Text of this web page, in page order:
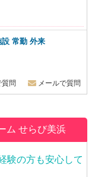
常勤 外来
質問 メールで質問
ム せらび美浜
の方も安心して